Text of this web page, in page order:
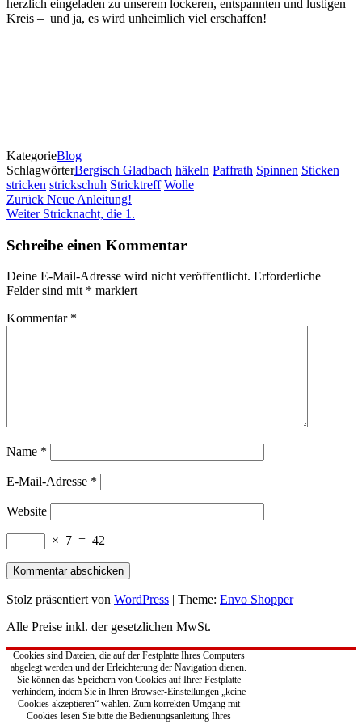
herzlich eingeladen zu unserem lockeren, entspannten und lustigen
Kreis – und ja, es wird unheimlich viel erschaffen!
KategorieBlog
SchlagwörterBergisch Gladbach häkeln Paffrath Spinnen Sticken
stricken strickschuh Stricktreff Wolle
Beitragsnavigation
Vorheriger
Beitrag
Zurück Neue Anleitung!
Nächster
Weiter Stricknacht, die 1.
Schreibe einen Kommentar
Deine E-Mail-Adresse wird nicht veröffentlicht. Erforderliche
Felder sind mit * markiert
Kommentar *
Name *
E-Mail-Adresse *
Website
× 7 = 42
Stolz präsentiert von WordPress | Theme: Envo Shopper
Alle Preise inkl. der gesetzlichen MwSt.
Cookies sind Dateien, die auf der Festplatte Ihres Computers
abgelegt werden und der Erleichterung der Navigation dienen.
Sie können das Speichern von Cookies auf Ihrer Festplatte
verhindern, indem Sie in Ihren Browser-Einstellungen „keine
Cookies akzeptieren“ wählen. Zum korrekten Umgang mit
Cookies lesen Sie bitte die Bedienungsanleitung Ihres